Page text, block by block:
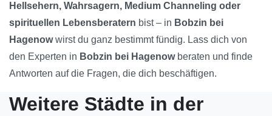
Hellsehern, Wahrsagern, Medium Channeling oder
spirituellen Lebensberatern bist – in Bobzin bei
Hagenowwirst du ganz bestimmt fündig. Lass dich von
den Experten in Bobzin bei Hagenowberaten und finde
Antworten auf die Fragen, die dich beschäftigen.
Weitere Städte in der